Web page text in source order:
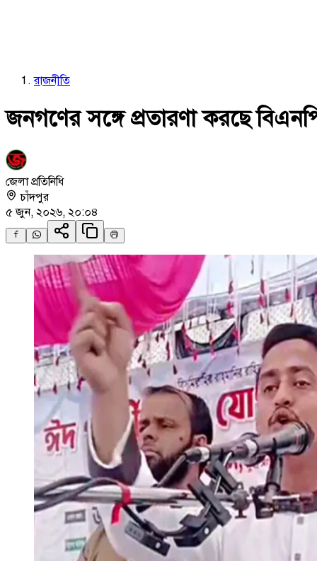
রাজনীতি
জনগণের সঙ্গে প্রতারণা করছে
জেলা প্রতিনিধি
চাঁদপুর
৫ জুন, ২০২৬, ২০:০৪